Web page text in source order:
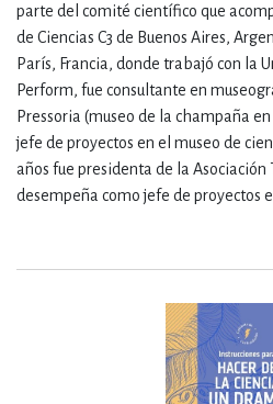
parte del comité científico que
de Ciencias C3 de Buenos Aires,
París, Francia, donde trabajó con la
Perform, fue consultante en
Pressoria (museo de la champaña
jefe de proyectos en el museo de
años fue presidenta de la Asociación
desempeña como jefe de proyectos